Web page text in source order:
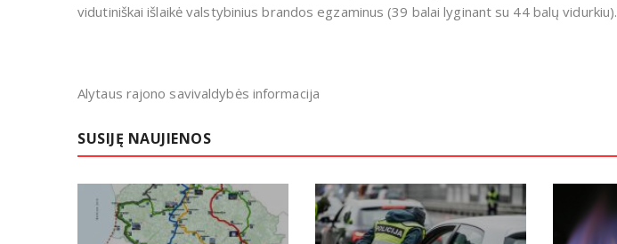
vidutiniškai išlaikė valstybinius brandos egzaminus (39 balai lyginant su 44 balų vidurkiu).
Alytaus rajono savivaldybės informacija
SUSIJĘ NAUJIENOS